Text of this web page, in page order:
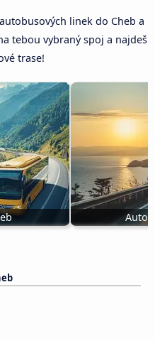
linek do Cheb a
tebou vybraný spoj a najdeš
trase!